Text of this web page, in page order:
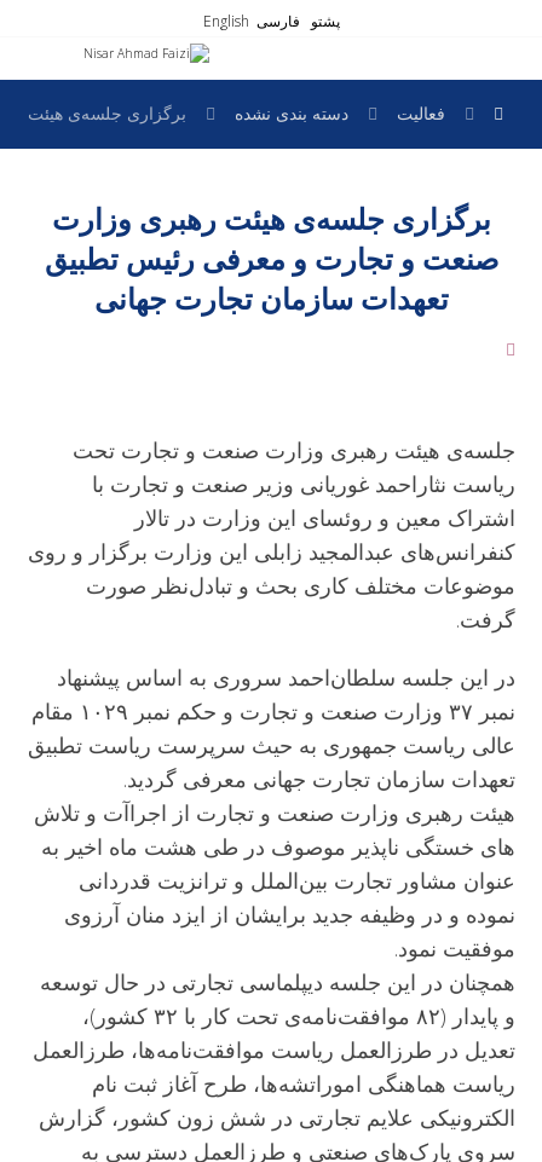
پشتو فارسی English
فعالیت دسته بندی نشده برگزاری جلسه‌ی هیئت
برگزاری جلسه‌ی هیئت رهبری وزارت
صنعت و تجارت و معرفی رئیس تطبیق
تعهدات سازمان تجارت جهانی
جلسه‌ی هیئت رهبری وزارت صنعت و تجارت تحت
ریاست نثاراحمد غوریانی وزیر صنعت و تجارت با
اشتراک معین و روئسای این وزارت در تالار
کنفرانس‌های عبدالمجید زابلی این وزارت برگزار و روی
موضوعات مختلف کاری بحث و تبادل‌نظر صورت
گرفت.
در این جلسه سلطان‌احمد سروری به اساس پیشنهاد
نمبر ۳۷ وزارت صنعت و تجارت و حکم نمبر ۱۰۲۹ مقام
عالی ریاست جمهوری به حیث سرپرست ریاست تطبیق
تعهدات سازمان تجارت جهانی معرفی گردید.
هیئت رهبری وزارت صنعت و تجارت از اجراآت و تلاش
های خستگی ناپذیر موصوف در طی هشت ماه اخیر به
عنوان مشاور تجارت بین‌الملل و ترانزیت قدردانی
نموده و در وظیفه جدید برایشان از ایزد منان آرزوی
موفقیت نمود.
همچنان در این جلسه دیپلماسی تجارتی در حال توسعه
و پایدار (۸۲ موافقت‌نامه‌ی تحت کار با ۳۲ کشور)،
تعدیل در طرزالعمل ریاست موافقت‌نامه‌ها، طرزالعمل
ریاست هماهنگی اموراتشه‌ها، طرح آغاز ثبت نام
الکترونیکی علایم تجارتی در شش زون کشور، گزارش
سروی پارک‌های صنعتی و طرزالعمل دسترسی به